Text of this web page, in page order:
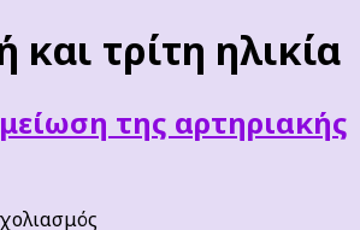
και τρίτη ηλικία
της αρτηριακής